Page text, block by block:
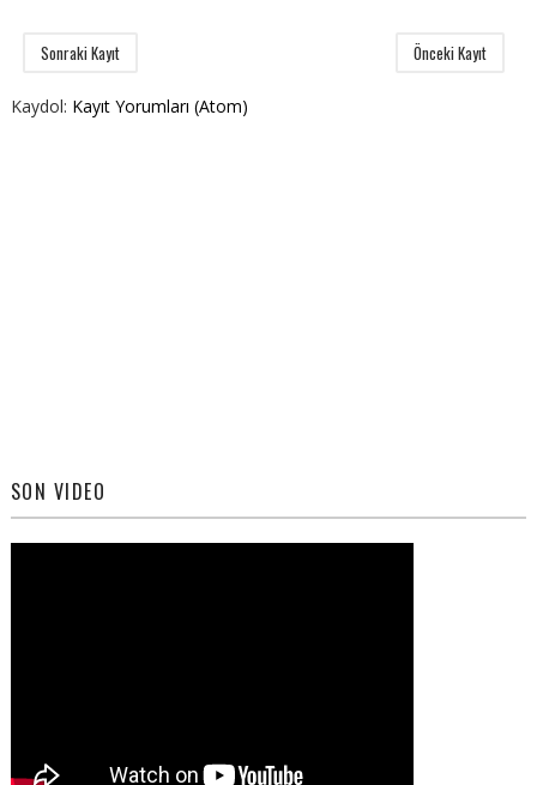
Sonraki Kayıt Önceki Kayıt
Kaydol: Kayıt Yorumları (Atom)
SON VIDEO